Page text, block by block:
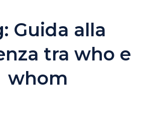
Guida alla
tra who e
whom